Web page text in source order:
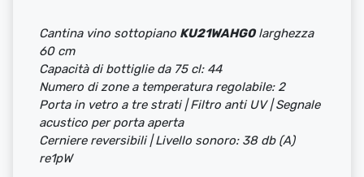
Cantina vino sottopiano KU21WAHG0larghezza
60 cm
Capacità di bottiglie da 75 cl: 44
Numero di zone a temperatura regolabile: 2
Porta in vetro a tre strati | Filtro anti UV | Segnale
acustico per porta aperta
Cerniere reversibili | Livello sonoro: 38 db (A)
re1pW